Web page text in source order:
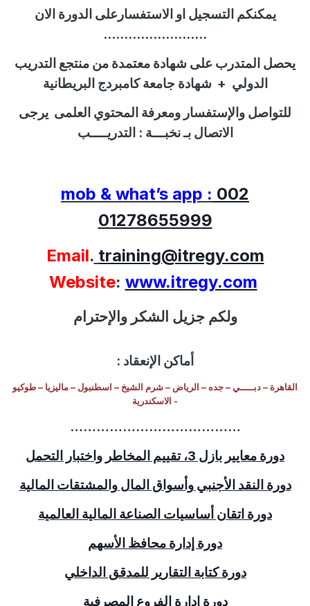
يمكنكم التسجيل او الاستفسارعلى الدورة الان
.........................
يحصل المتدرب على شهادة معتمدة من منتجع التدريب
الدولي + شهادة جامعة كامبردج البريطانية
للتواصل والإستفسار ومعرفة المحتوي العلمى يرجى
الاتصال بـ نخبـــة : التدريــــب
mob & what’s app : 002
01278655999
Email. training@itregy.com
Website:www.itregy.com
ولكم جزيل الشكر والإحترام
أماكن الإنعقاد :
القاهرة – دبـــــي – جده – الرياض – شرم الشيخ – اسطنبول – ماليزيا – طوكيو
- الاسكندرية
…………………………………
دورة معايير بازل 3، تقييم المخاطر واختبار التحمل
دورة النقد الأجنبي وأسواق المال والمشتقات المالية
دورة اتقان أساسيات الصناعة المالية العالمية
دورة إدارة محافظ الأسهم
دورة كتابة التقارير للمدقق الداخلي
دورة إدارة الفروع المصرفية